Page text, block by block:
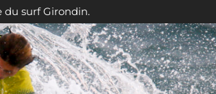
du surf Girondin.